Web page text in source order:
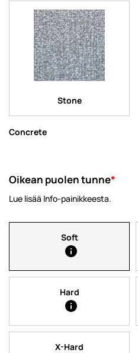
Stone
Concrete
Oikean puolen tunne*
Lue lisää Info-painikkeesta.
Soft
Hard
X-Hard